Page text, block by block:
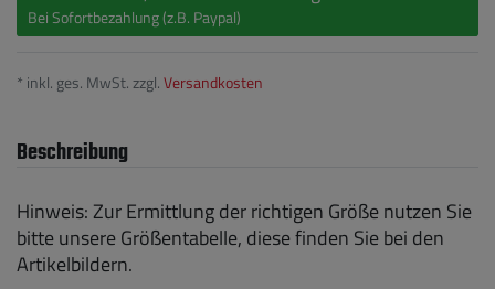
Bei Sofortbezahlung (z.B. Paypal)
* inkl. ges. MwSt. zzgl.Versandkosten
Beschreibung
Hinweis: Zur Ermittlung der richtigen Größe nutzen Sie
bitte unsere Größentabelle, diese finden Sie bei den
Artikelbildern.